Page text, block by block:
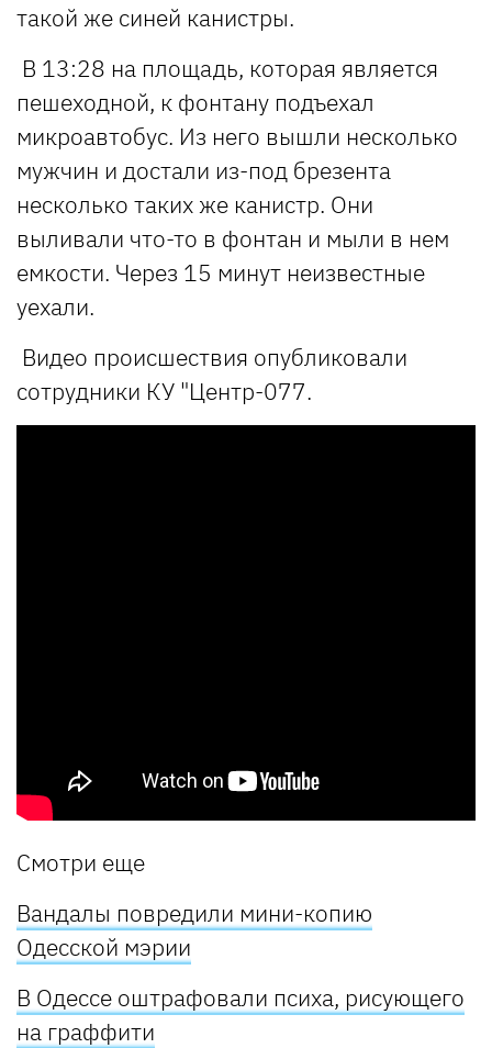
такой же синей канистры.
В 13:28 на площадь, которая является
пешеходной, к фонтану подъехал
микроавтобус. Из него вышли несколько
мужчин и достали из-под брезента
несколько таких же канистр. Они
выливали что-то в фонтан и мыли в нем
емкости. Через 15 минут неизвестные
уехали.
Видео происшествия опубликовали
сотрудники КУ "Центр-077.
Смотри еще
Вандалы повредили мини-копию
Одесской мэрии
В Одессе оштрафовали психа, рисующего
на граффити